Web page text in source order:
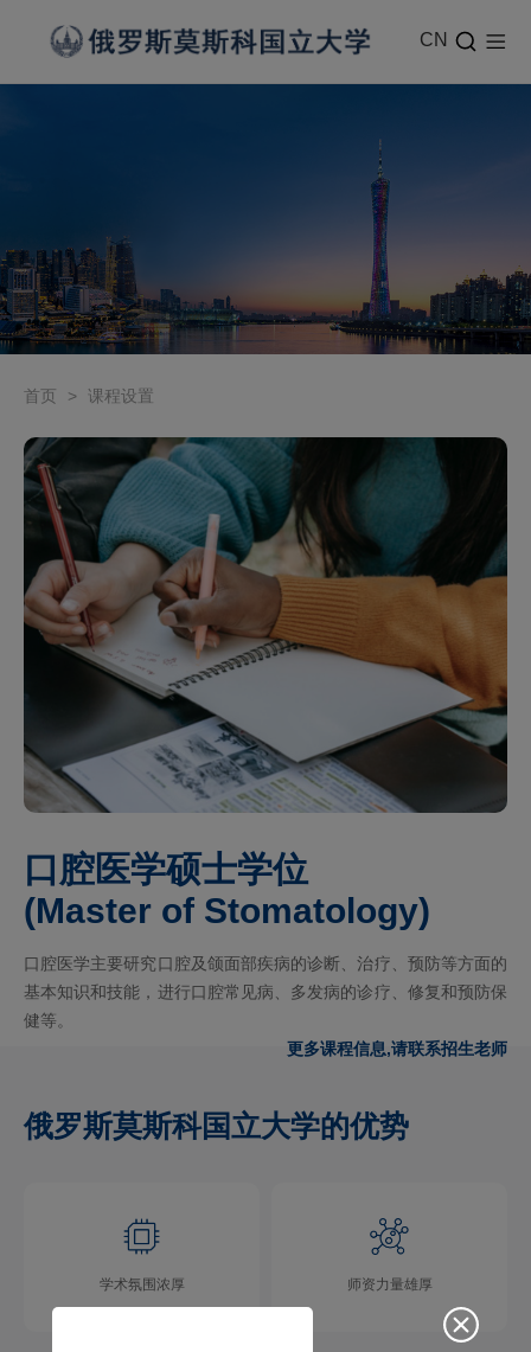
CN
首页 > 课程设置
口腔医学硕士学位
(Master of Stomatology)
口腔医学主要研究口腔及颌面部疾病的诊断、治疗、预防等方面的
基本知识和技能，进行口腔常见病、多发病的诊疗、修复和预防保
健等。
更多课程信息,请联系招生老师
俄罗斯莫斯科国立大学的优势
学术氛围浓厚 师资力量雄厚